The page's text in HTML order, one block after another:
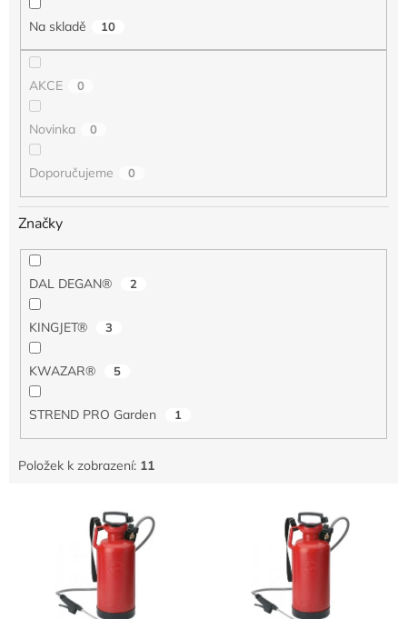
Na skladě 10
AKCE 0
Novinka 0
Doporučujeme 0
Značky
DAL DEGAN® 2
KINGJET® 3
KWAZAR® 5
STREND PRO Garden 1
Položek k zobrazení: 11